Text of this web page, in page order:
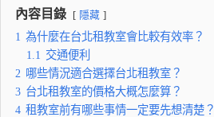
內容目錄 隱藏
1 為什麼在台北租教室會比較有效率？
1.1 交通便利
2 哪些情況適合選擇台北租教室？
3 台北租教室的價格大概怎麼算？
4 租教室前有哪些事情一定要先想清楚？